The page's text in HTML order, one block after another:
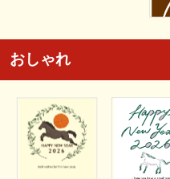
おしゃれ